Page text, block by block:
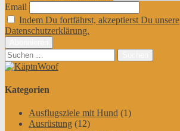
Email
Indem Du fortfährst, akzeptierst Du unsere
Datenschutzerklärung.
Suchen
nach:
Kategorien
Ausflugsziele mit Hund (1)
Ausrüstung (12)